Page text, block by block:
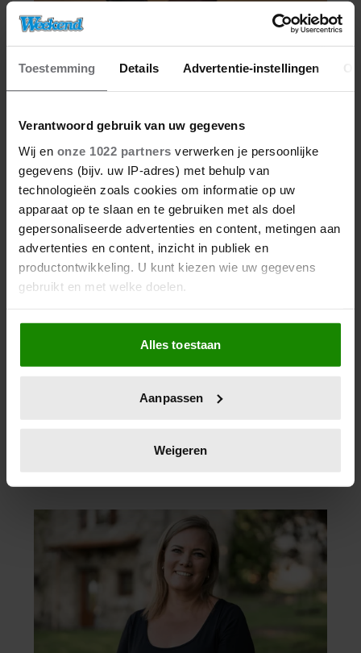
Toestemming Details Advertentie-instellingen
Verantwoord gebruik van uw gegevens
Wij en onze 1022 partners verwerken je persoonlijke
gegevens (bijv. uw IP-adres) met behulp van
technologieën zoals cookies om informatie op uw
apparaat op te slaan en te gebruiken met als doel
gepersonaliseerde advertenties en content, metingen aan
advertenties en content, inzicht in publiek en
productontwikkeling. U kunt kiezen wie uw gegevens
gebruikt en met welke doelen.
Als u het toestaat, willen we ook graag:
Informatie verzamelen over uw geografische
locatie, die tot een paar meter nauwkeurig kan zijn
scannen op specifieke eigenschappen (fingerprinting)
verwerkt en stel uw voorkeuren in het
intrekken in de Cookieverklaring.
We gebruiken cookies om content en advertenties te
personaliseren, om functies voor social media te bieden
en om ons websiteverkeer te analyseren. Ook delen we
informatie over uw gebruik van onze site met onze
partners voor social media, adverteren en analyse. Deze
partners kunnen deze gegevens combineren met andere
informatie die u aan ze heeft verstrekt of die ze hebben
Alles toestaan
Aanpassen
Weigeren